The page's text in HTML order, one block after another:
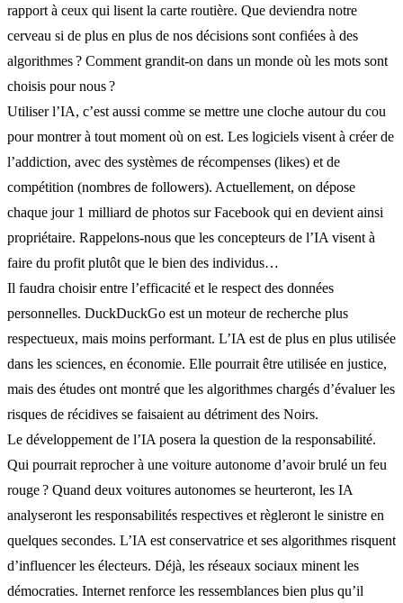
rapport à ceux qui lisent la carte routière. Que deviendra notre
cerveau si de plus en plus de nos décisions sont confiées à des
algorithmes ? Comment grandit-on dans un monde où les mots sont
choisis pour nous ?
Utiliser l’IA, c’est aussi comme se mettre une cloche autour du cou
pour montrer à tout moment où on est. Les logiciels visent à créer de
l’addiction, avec des systèmes de récompenses (likes) et de
compétition (nombres de followers). Actuellement, on dépose
chaque jour 1 milliard de photos sur Facebook qui en devient ainsi
propriétaire. Rappelons-nous que les concepteurs de l’IA visent à
faire du profit plutôt que le bien des individus…
Il faudra choisir entre l’efficacité et le respect des données
personnelles. DuckDuckGo est un moteur de recherche plus
respectueux, mais moins performant. L’IA est de plus en plus utilisée
dans les sciences, en économie. Elle pourrait être utilisée en justice,
mais des études ont montré que les algorithmes chargés d’évaluer les
risques de récidives se faisaient au détriment des Noirs.
Le développement de l’IA posera la question de la responsabilité.
Qui pourrait reprocher à une voiture autonome d’avoir brulé un feu
rouge ? Quand deux voitures autonomes se heurteront, les IA
analyseront les responsabilités respectives et règleront le sinistre en
quelques secondes. L’IA est conservatrice et ses algorithmes risquent
d’influencer les électeurs. Déjà, les réseaux sociaux minent les
démocraties. Internet renforce les ressemblances bien plus qu’il